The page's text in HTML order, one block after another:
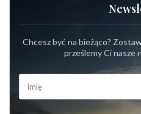
Chcesz być na bieżąco?
prześlemy Ci nasze